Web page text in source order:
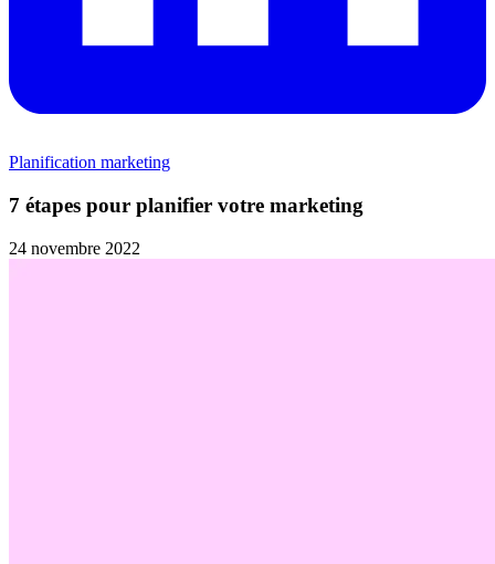
Planification marketing
7 étapes pour planifier votre marketing
24 novembre 2022